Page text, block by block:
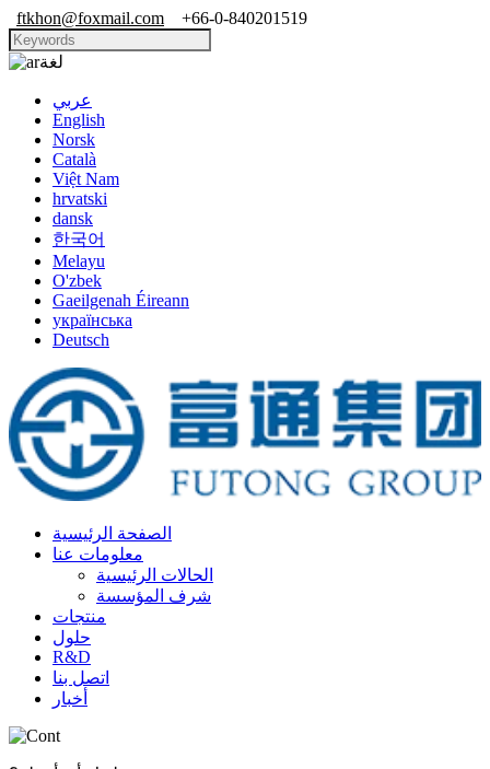
ftkhon@foxmail.com +66-0-840201519
لغة
عربي
English
Norsk
Català
Việt Nam
hrvatski
dansk
한국어
Melayu
O'zbek
Gaeilgenah Éireann
українська
Deutsch
الصفحة الرئيسية
معلومات عنا
الحالات الرئيسية
شرف المؤسسة
منتجات
حلول
R&D
اتصل بنا
أخبار